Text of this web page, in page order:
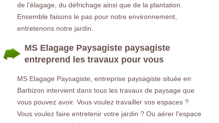
de l’élagage, du défrichage ainsi que de la plantation.
Ensemble faisons le pas pour notre environnement,
entretenons notre jardin.
MS Elagage Paysagiste paysagiste
entreprend les travaux pour vous
MS Elagage Paysagiste, entreprise paysagiste située en
Barbizon intervient dans tous les travaux de paysage que
vous pouvez avoir. Vous voulez travailler vos espaces ?
Vous voulez faire entretenir votre jardin ? Ou aérer l'espace